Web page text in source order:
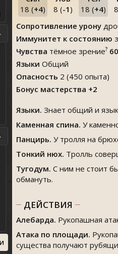
18 (+4)
8 (-1 )
18 (+4)
Сопротивление урону
Иммунитет к состоянию
Чувства тёмное зрение?
Языки Общий
Опасность 2 (450 опыта)
Бонус мастерства +2
Языки. Знает общий и
Каменная спина. У
Панцирь. У тролля на
Тонкий нюх. Тролль
Тугодум. С ним не стоит
обмануть.
ДЕЙСТВИЯ
Алебарда. Рукопашная
Атака по площади.
существа получают